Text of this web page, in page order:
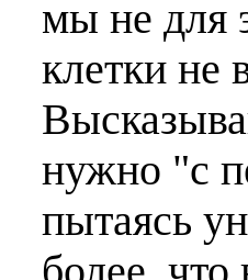
мы не для
клетки не
нужно "с
пытаясь